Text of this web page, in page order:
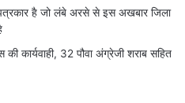
है जो लंबे अरसे से इस अखबार जिला
कार्यवाही, 32 पौवा अंग्रेजी शराब सहित